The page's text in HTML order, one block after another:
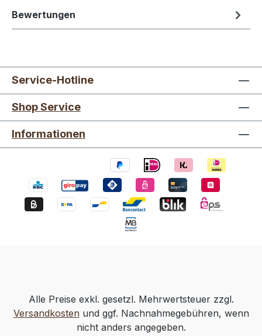
Bewertungen
Service-Hotline
Shop Service
Informationen
Alle Preise exkl. gesetzl. Mehrwertsteuer zzgl.
Versandkostenund ggf. Nachnahmegebühren, wenn
nicht anders angegeben.